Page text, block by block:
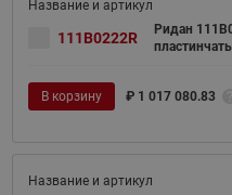
111B0222R
Ридан
В корзину ₽ 1 017 080.83